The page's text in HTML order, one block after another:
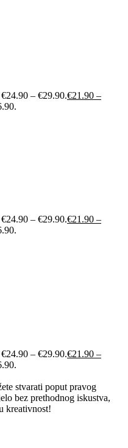
– €29.90.€21.90 –
– €29.90.€21.90 –
– €29.90.€21.90 –
stvarati poput pravog
bez prethodnog iskustva,
kreativnost!